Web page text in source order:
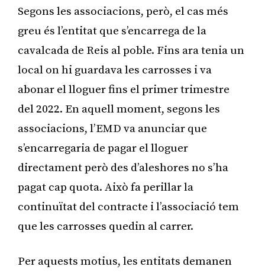
Segons les associacions, però, el cas més
greu és l’entitat que s’encarrega de la
cavalcada de Reis al poble. Fins ara tenia un
local on hi guardava les carrosses i va
abonar el lloguer fins el primer trimestre
del 2022. En aquell moment, segons les
associacions, l’EMD va anunciar que
s’encarregaria de pagar el lloguer
directament però des d’aleshores no s’ha
pagat cap quota. Això fa perillar la
continuïtat del contracte i l’associació tem
que les carrosses quedin al carrer.
Per aquests motius, les entitats demanen